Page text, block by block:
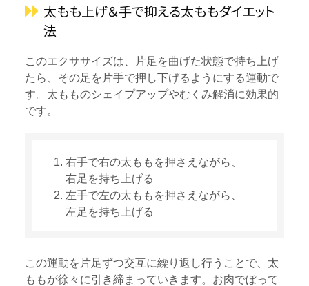
太もも上げ＆手で抑える太ももダイエット
法
このエクササイズは、片足を曲げた状態で持ち上げ
たら、その足を片手で押し下げるようにする運動で
す。太もものシェイプアップやむくみ解消に効果的
です。
右手で右の太ももを押さえながら、
右足を持ち上げる
左手で左の太ももを押さえながら、
左足を持ち上げる
この運動を片足ずつ交互に繰り返し行うことで、太
ももが徐々に引き締まっていきます。お肉でぼって